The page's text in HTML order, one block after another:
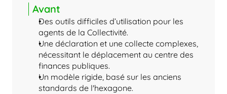
Avant
Des outils difficiles d’utilisation pour les
agents de la Collectivité.
Une déclaration et une collecte complexes,
nécessitant le déplacement au centre des
finances publiques.
Un modèle rigide, basé sur les anciens
standards de l'hexagone.